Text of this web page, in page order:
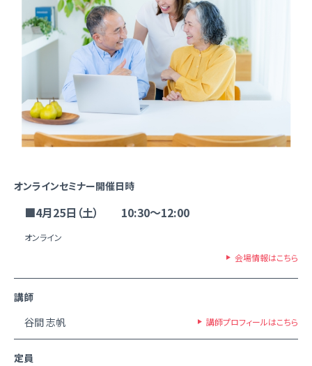
オンラインセミナー開催日時
■4月25日（土） 10:30～12:00
オンライン
会場情報はこちら
講師
谷間 志帆
講師プロフィールはこちら
定員